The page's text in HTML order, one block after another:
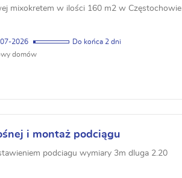
mixokretem w ilości 160 m2 w Częstochowie
2026
2
domów
i montaż podciągu
podciagu wymiary 3m dluga 2.20